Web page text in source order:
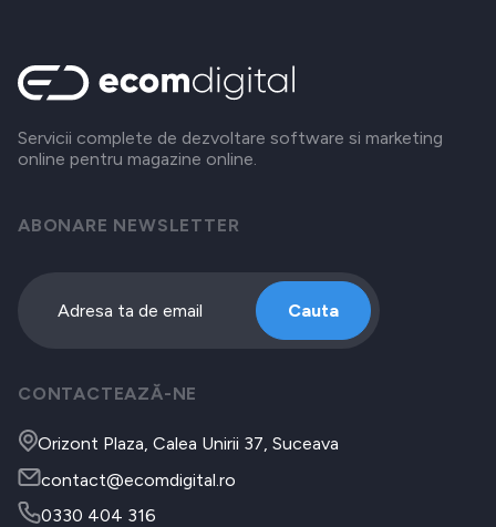
Servicii complete de dezvoltare software si marketing
online pentru magazine online.
ABONARE NEWSLETTER
Cauta
CONTACTEAZĂ-NE
Orizont Plaza, Calea Unirii 37, Suceava
contact@ecomdigital.ro
0330 404 316